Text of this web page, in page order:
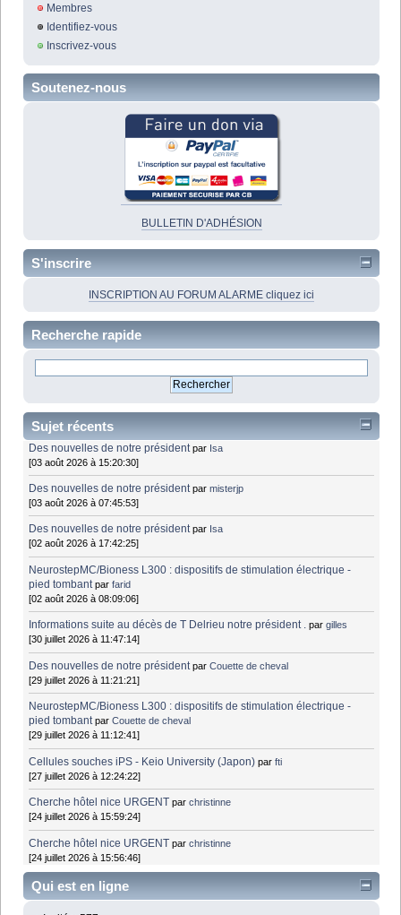
Membres
Identifiez-vous
Inscrivez-vous
Soutenez-nous
BULLETIN D'ADHÉSION
S'inscrire
INSCRIPTION AU FORUM ALARME cliquez ici
Recherche rapide
Sujet récents
Des nouvelles de notre président par Isa
[03 août 2026 à 15:20:30]
Des nouvelles de notre président parmisterjp
[03 août 2026 à 07:45:53]
Des nouvelles de notre président par Isa
[02 août 2026 à 17:42:25]
NeurostepMC/Bioness L300 : dispositifs de stimulation électrique -
pied tombant parfarid
[02 août 2026 à 08:09:06]
Informations suite au décès de T Delrieu notre président . pargilles
[30 juillet 2026 à 11:47:14]
Des nouvelles de notre président parCouette de cheval
[29 juillet 2026 à 11:21:21]
NeurostepMC/Bioness L300 : dispositifs de stimulation électrique -
pied tombant parCouette de cheval
[29 juillet 2026 à 11:12:41]
Cellules souches iPS - Keio University (Japon) parfti
[27 juillet 2026 à 12:24:22]
Cherche hôtel nice URGENT parchristinne
[24 juillet 2026 à 15:59:24]
Cherche hôtel nice URGENT parchristinne
[24 juillet 2026 à 15:56:46]
Qui est en ligne